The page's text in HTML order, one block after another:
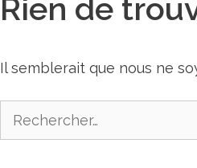
Rien de
Il semblerait que nous ne
Rechercher :